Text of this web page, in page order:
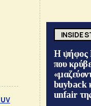
INSIDE
Η ψήφος
που
buyback
unfair